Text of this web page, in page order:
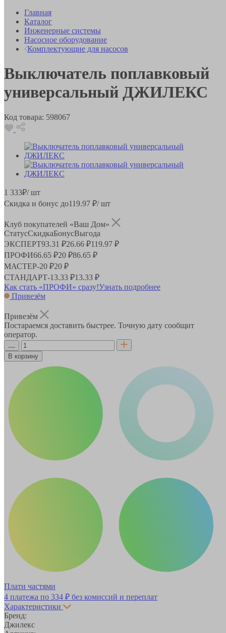
Главная
Каталог
Инженерные системы
Насосное оборудование
Комплектующие для насосов
Выключатель поплавковый
универсальный ДЖИЛЕКС
Код товара: 598067
1 333₽/ шт
Скидка и бонус до119.97 ₽/ шт
Клуб покупателей «Ваш Дом»
СтатусСкидкаБонусВыгода
ЭКСПЕРТ93.31 ₽26.66 ₽119.97 ₽
ПРОФИ66.65 ₽20 ₽86.65 ₽
МАСТЕР-20 ₽20 ₽
СТАНДАРТ-13.33 ₽13.33 ₽
Как стать «ПРОФИ» сразу!Узнать подробнее
Привезём
Привезём
Постараемся доставить быстрее. Точную дату сообщит
оператор.
В корзину
Плати частями
4 платежа по 334 ₽ без комиссий и переплат
Характеристики
Бренд:
Джилекс